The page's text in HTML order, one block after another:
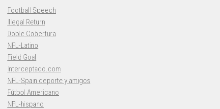
Football Speech
Illegal Return
Doble Cobertura
NFL-Latino
Field Goal
Interceptado.com
NFL-Spain deporte y amigos
Fútbol Americano
NFL-hispano